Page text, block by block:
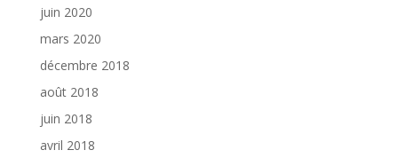
juin 2020
mars 2020
décembre 2018
août 2018
juin 2018
avril 2018